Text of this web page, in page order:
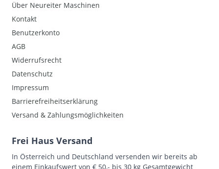
Über Neureiter Maschinen
Kontakt
Benutzerkonto
AGB
Widerrufsrecht
Datenschutz
Impressum
Barrierefreiheitserklärung
Versand & Zahlungsmöglichkeiten
Frei Haus Versand
In Österreich und Deutschland versenden wir bereits ab
einem Einkaufswert von € 50,- bis 30 kg Gesamtgewicht